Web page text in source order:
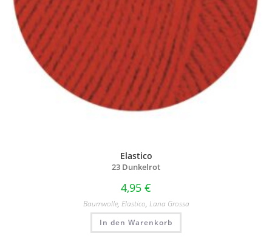
Elastico
23 Dunkelrot
4,95 €
Baumwolle, Elastico, Lana Grossa
In den Warenkorb